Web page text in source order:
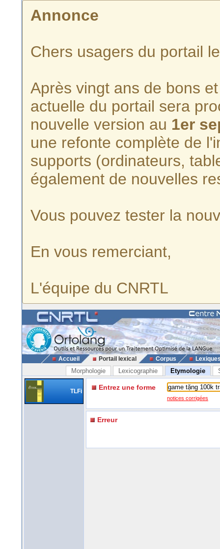
Annonce
Chers usagers du portail
Après vingt ans de bons
actuelle du portail sera
nouvelle version au 1er
une refonte complète de
supports (ordinateurs,
également de nouvelles
Vous pouvez tester la
En vous remerciant,
L'équipe du CNRTL
Accueil Portail lexical Corpus
Morphologie Lexicographie Etymologie
TLFi Entrez une forme
notices corrigées
Erreur